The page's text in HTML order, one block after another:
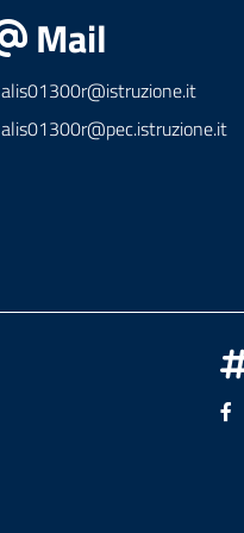
Mail
alis01300r@istruzione.it
alis01300r@pec.istruzione.it